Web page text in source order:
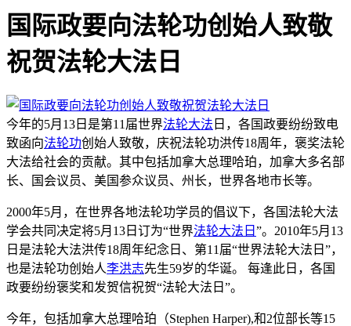
国际政要向法轮功创始人致敬
祝贺法轮大法日
今年的5月13日是第11届世界法轮大法 日，各国政要纷纷致电
致函向法轮功创始人致敬，庆祝法轮功洪传18周年，褒奖法轮
大法给社会的贡献。其中包括加拿大总理哈珀，加拿大多名部
长、国会议员、美国参众议员、州长，世界各地市长等。
2000年5月，在世界各地法轮功学员的倡议下，各国法轮大法
学会共同决定将5月13日订为“世界法轮大法日 ”。2010年5月13
日是法轮大法洪传18周年纪念日、第11届“世界法轮大法日”，
也是法轮功创始人李洪志先生59岁的华诞。 每逢此日，各国
政要纷纷褒奖和发贺信祝贺“法轮大法日”。
今年，包括加拿大总理哈珀（Stephen Harper),和2位部长等15